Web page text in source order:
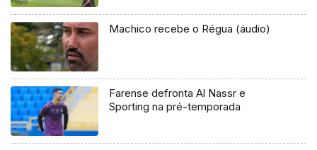
Machico recebe o Régua (áudio)
Farense defronta Al Nassr e
Sporting na pré-temporada